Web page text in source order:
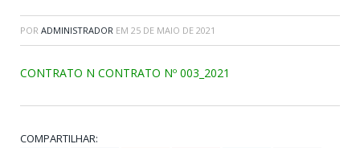
POR ADMINISTRADOR EM 25 DE MAIO DE 2021
CONTRATO N CONTRATO Nº 003_2021
COMPARTILHAR: